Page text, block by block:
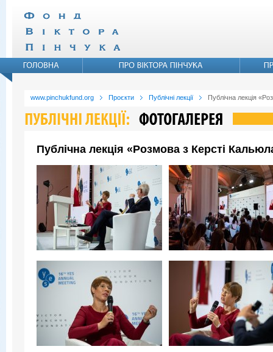
www.pinchukfund.org Проєкти Публічні лекції Публічна лекція
Публічна лекція «Розмова з Керсті